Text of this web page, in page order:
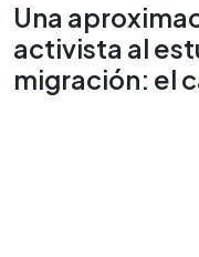
Una
activista al
migración: el